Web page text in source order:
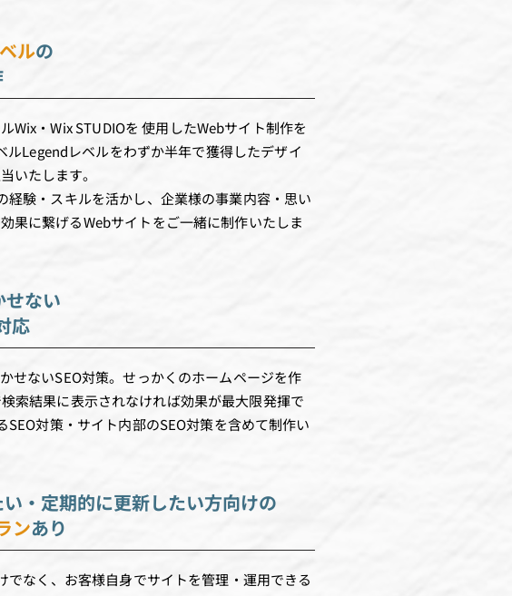
ルの
Wix・Wix STUDIOを 使用したWebサイト制作を
ルLegendレベルをわずか半年で獲得したデザイ
いたします。
経験・スキルを活かし、企業様の事業内容・思い
果に繋げるWebサイトをご一緒に制作いたしま
ない
応
せないSEO対策。せっかくのホームページを作
索結果に表示されなければ効果が最大限発揮で
SEO対策・サイト内部のSEO対策を含めて制作い
・定期的に更新したい方向けの
ンあり
でなく、お客様自身でサイトを管理・運用できる